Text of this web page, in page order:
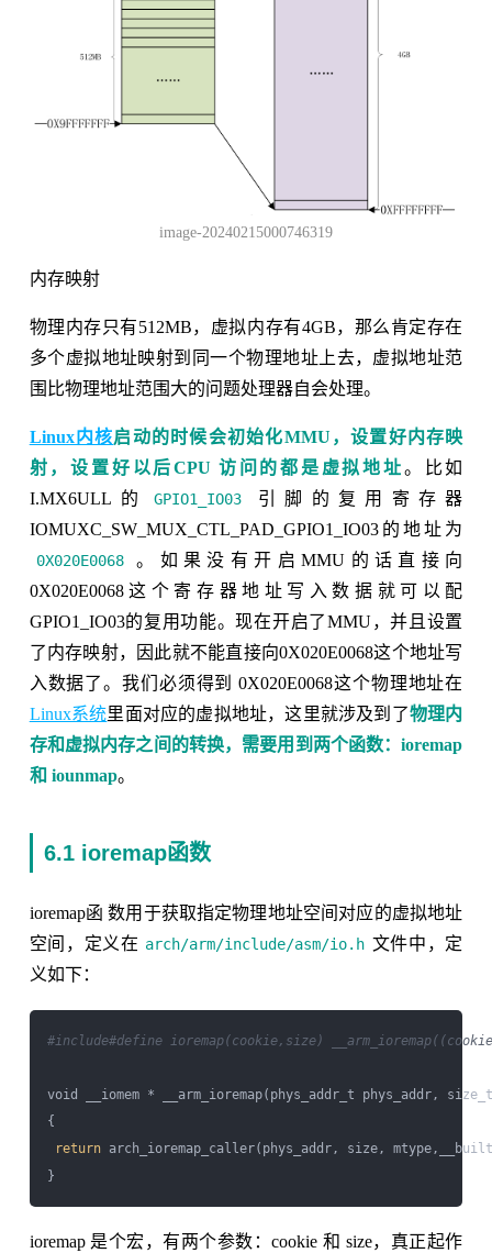
image-20240215000746319
内存映射
物理内存只有512MB，虚拟内存有4GB，那么肯定存在
多个虚拟地址映射到同一个物理地址上去，虚拟地址范
围比物理地址范围大的问题处理器自会处理。
Linux内核启动的时候会初始化MMU，设置好内存映
射，设置好以后CPU 访问的都是虚拟地址。比如
I.MX6ULL的
GPIO1_IO03
引脚的复用寄存器
IOMUXC_SW_MUX_CTL_PAD_GPIO1_IO03的地址为
0X020E0068
。如果没有开启MMU的话直接向
0X020E0068这个寄存器地址写入数据就可以配
GPIO1_IO03的复用功能。现在开启了MMU，并且设置
了内存映射，因此就不能直接向0X020E0068这个地址写
入数据了。我们必须得到 0X020E0068这个物理地址在
Linux系统里面对应的虚拟地址，这里就涉及到了物理内
存和虚拟内存之间的转换，需要用到两个函数：ioremap
和 iounmap。
6.1 ioremap函数
ioremap函 数用于获取指定物理地址空间对应的虚拟地址
空间，定义在 arch/arm/include/asm/io.h 文件中，定
义如下：
#include#define ioremap(cookie,size)
void __iomem * __arm_ioremap(phys_addr_t phys_addr,
{
return arch_ioremap_caller(phys_addr, size,
ioremap 是个宏，有两个参数：cookie 和 size，真正起作